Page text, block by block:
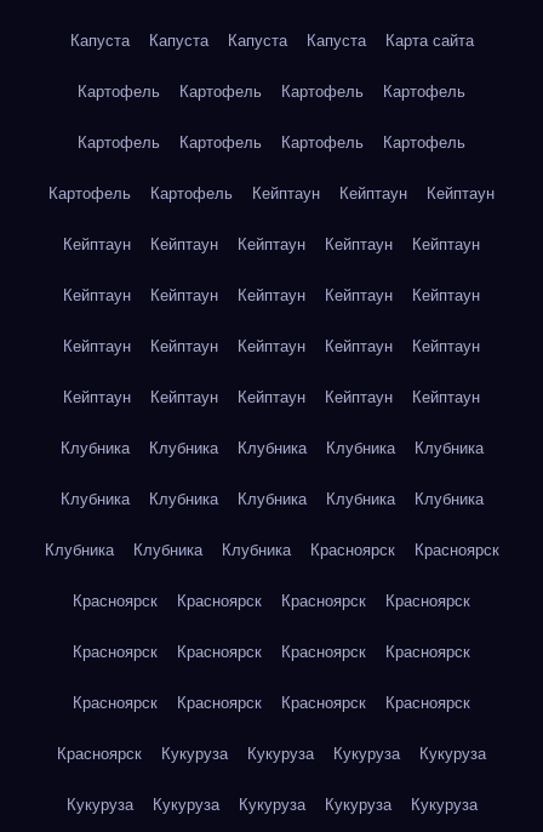
Капуста Капуста Капуста Капуста Карта сайта
Картофель Картофель Картофель Картофель
Картофель Картофель Картофель Картофель
Картофель Картофель Кейптаун Кейптаун Кейптаун
Кейптаун Кейптаун Кейптаун Кейптаун Кейптаун
Кейптаун Кейптаун Кейптаун Кейптаун Кейптаун
Кейптаун Кейптаун Кейптаун Кейптаун Кейптаун
Кейптаун Кейптаун Кейптаун Кейптаун Кейптаун
Клубника Клубника Клубника Клубника Клубника
Клубника Клубника Клубника Клубника Клубника
Клубника Клубника Клубника Красноярск Красноярск
Красноярск Красноярск Красноярск Красноярск
Красноярск Красноярск Красноярск Красноярск
Красноярск Красноярск Красноярск Красноярск
Красноярск Кукуруза Кукуруза Кукуруза Кукуруза
Кукуруза Кукуруза Кукуруза Кукуруза Кукуруза